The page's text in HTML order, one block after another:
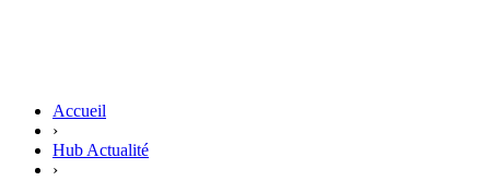
Accueil
›
Hub Actualité
›